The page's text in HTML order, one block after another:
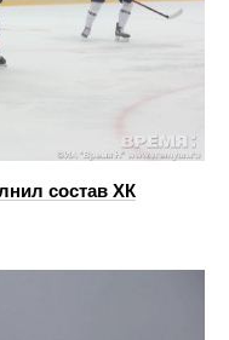
состав ХК